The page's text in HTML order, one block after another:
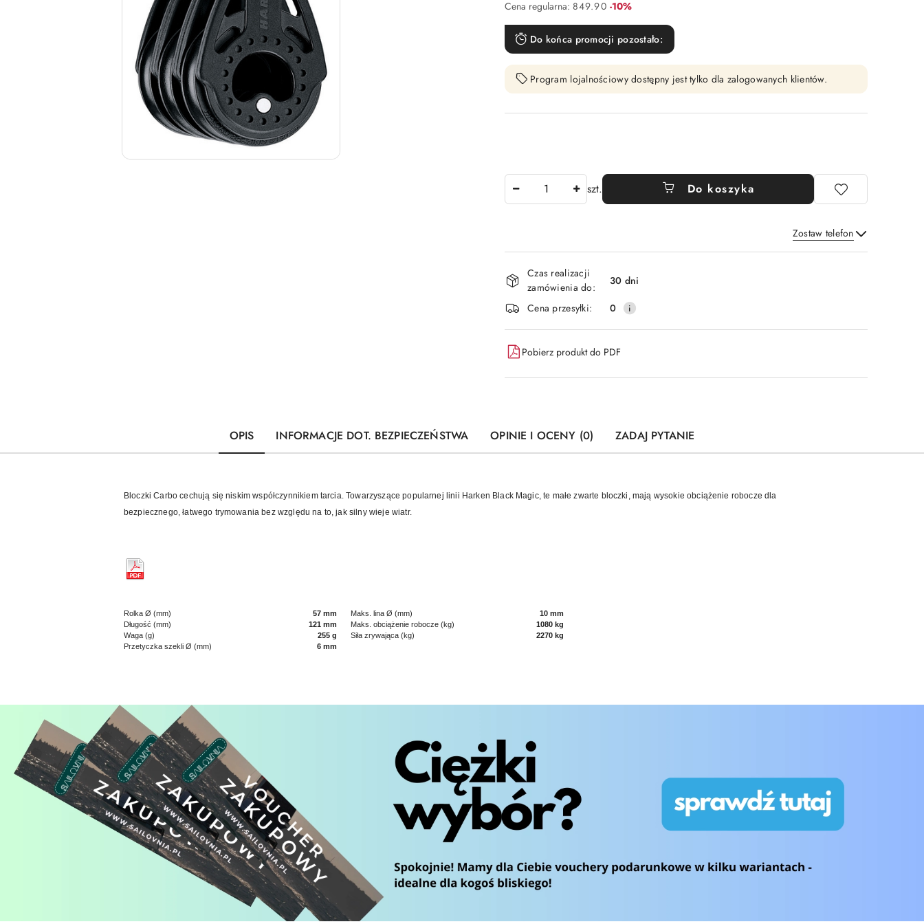
Cena regularna: 849.90 Rabat:
-10%
Do końca promocji pozostało:
Program lojalnościowy dostępny jest tylko dla zalogowanych klientów.
szt. Do koszyka
Zostaw telefon
Wyślij
Dostępność
i
dostawa
Czas realizacji
zamówienia do:
30 dni
Cena przesyłki:
0
Pobierz produkt do PDF
OPIS INFORMACJE DOT. BEZPIECZEŃSTWA OPINIE I OCENY (0) ZADAJ PYTANIE
Bloczki Carbo cechują się niskim współczynnikiem tarcia. Towarzyszące popularnej linii Harken Black Magic, te małe zwarte bloczki, mają wysokie obciążenie robocze dla
bezpiecznego, łatwego trymowania bez względu na to, jak silny wieje wiatr.
Rolka Ø (mm)
57 mm
Długość (mm)
121 mm
Waga (g)
255 g
Przetyczka szekli Ø (mm)
6 mm
Maks. lina Ø (mm)
10 mm
Maks. obciążenie robocze (kg)
1080 kg
Siła zrywająca (kg)
2270 kg